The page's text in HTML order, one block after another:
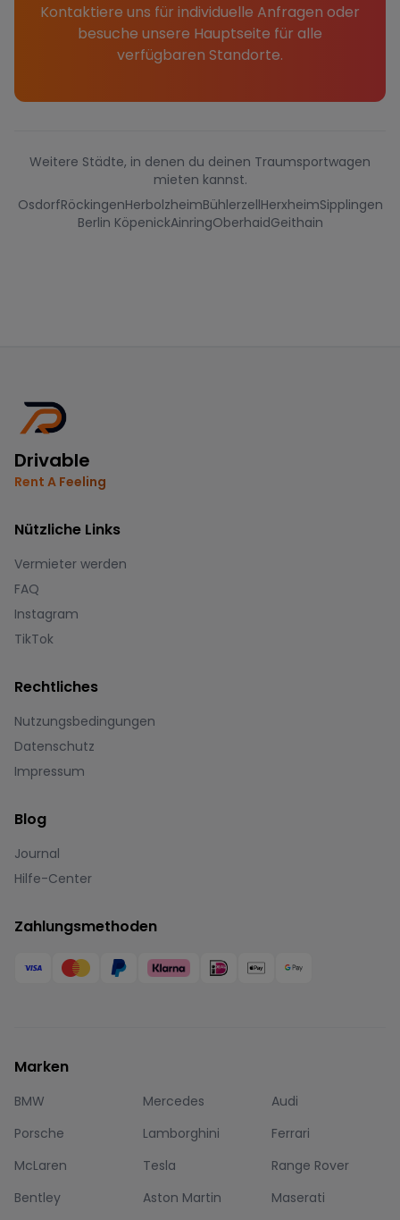
Kontaktiere uns für individuelle Anfragen oder
besuche unsere Hauptseite für alle
verfügbaren Standorte.
Weitere Städte, in denen du deinen Traumsportwagen
mieten kannst.
OsdorfRöckingenHerbolzheimBühlerzellHerxheimSipplingen
Berlin KöpenickAinringOberhaidGeithain
Drivable
Rent A Feeling
Nützliche Links
Vermieter werden
FAQ
Instagram
TikTok
Rechtliches
Nutzungsbedingungen
Datenschutz
Impressum
Blog
Journal
Hilfe-Center
Zahlungsmethoden
Marken
BMW Mercedes
Audi
Porsche
Lamborghini
Ferrari
McLaren
Tesla
Range Rover
Bentley
Aston Martin
Maserati